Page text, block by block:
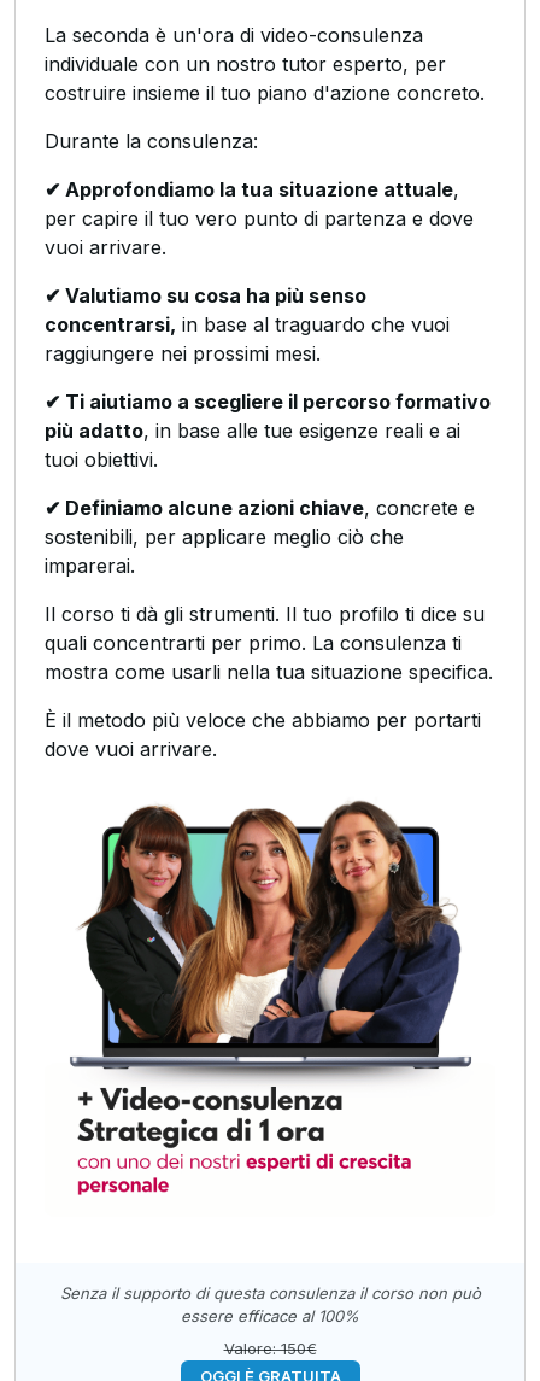
La seconda è un'ora di video-consulenza
individuale con un nostro tutor esperto, per
costruire insieme il tuo piano d'azione concreto.
Durante la consulenza:
✔ Approfondiamo la tua situazione attuale,
per capire il tuo vero punto di partenza e dove
vuoi arrivare.
✔ Valutiamo su cosa ha più senso
concentrarsi, in base al traguardo che vuoi
raggiungere nei prossimi mesi.
✔ Ti aiutiamo a scegliere il percorso formativo
più adatto, in base alle tue esigenze reali e ai
tuoi obiettivi.
✔ Definiamo alcune azioni chiave, concrete e
sostenibili, per applicare meglio ciò che
imparerai.
Il corso ti dà gli strumenti. Il tuo profilo ti dice su
quali concentrarti per primo. La consulenza ti
mostra come usarli nella tua situazione specifica.
È il metodo più veloce che abbiamo per portarti
dove vuoi arrivare.
Senza il supporto di questa consulenza il corso non può
essere efficace al 100%
Valore: 150€
OGGI È GRATUITA